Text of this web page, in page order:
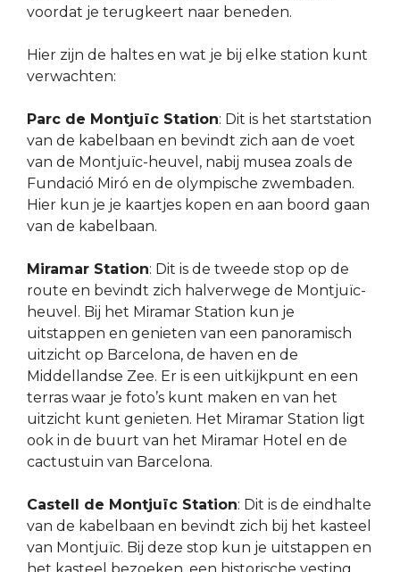
voordat je terugkeert naar beneden.
Hier zijn de haltes en wat je bij elke station kunt
verwachten:
Parc de Montjuïc Station: Dit is het startstation
van de kabelbaan en bevindt zich aan de voet
van de Montjuïc-heuvel, nabij musea zoals de
Fundació Miró en de olympische zwembaden.
Hier kun je je kaartjes kopen en aan boord gaan
van de kabelbaan.
Miramar Station: Dit is de tweede stop op de
route en bevindt zich halverwege de Montjuïc-
heuvel. Bij het Miramar Station kun je
uitstappen en genieten van een panoramisch
uitzicht op Barcelona, de haven en de
Middellandse Zee. Er is een uitkijkpunt en een
terras waar je foto’s kunt maken en van het
uitzicht kunt genieten. Het Miramar Station ligt
ook in de buurt van het Miramar Hotel en de
cactustuin van Barcelona.
Castell de Montjuïc Station: Dit is de eindhalte
van de kabelbaan en bevindt zich bij het kasteel
van Montjuïc. Bij deze stop kun je uitstappen en